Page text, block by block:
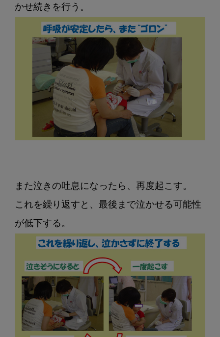
また泣きの吐息になったら、再度起こす。
これを繰り返すと、最後まで泣かせる可能性